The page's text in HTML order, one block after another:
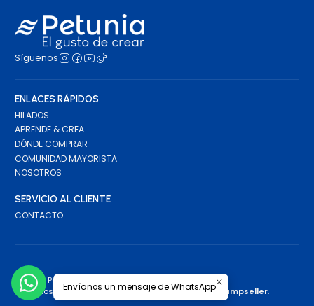
Síguenos
ENLACES RÁPIDOS
HILADOS
APRENDE & CREA
DÓNDE COMPRAR
COMUNIDAD MAYORISTA
NOSOTROS
SERVICIO AL CLIENTE
CONTACTO
2026 Petunia.
Todos los derechos reservados.Desarrollado por Jumpseller.
Envíanos un mensaje de WhatsApp